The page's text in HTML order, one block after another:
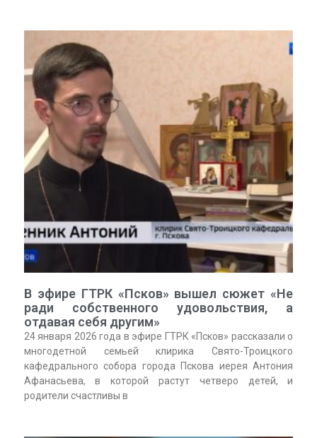
В эфире ГТРК «Псков» вышел сюжет «Не
ради собственного удовольствия, а
отдавая себя другим»
24 января 2026 года в эфире ГТРК «Псков» рассказали о
многодетной семьей клирика Свято-Троицкого
кафедрального собора города Пскова иерея Антония
Афанасьева, в которой растут четверо детей, и
родители счастливы в